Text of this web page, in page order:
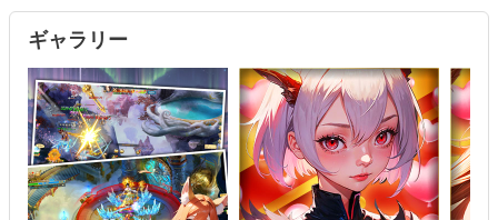
ギャラリー